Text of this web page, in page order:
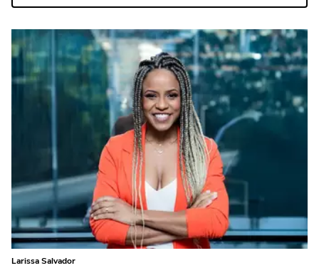
Larissa Salvador